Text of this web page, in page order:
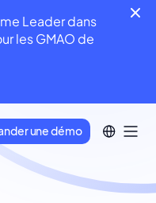
Leader dans
les GMAO de
une démo